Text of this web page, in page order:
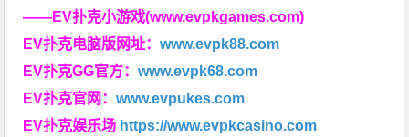
——EV扑克小游戏(www.evpkgames.com)
EV扑克电脑版网址：www.evpk88.com
EV扑克GG官方：www.evpk68.com
EV扑克官网：www.evpukes.com
EV扑克娱乐场 https://www.evpkcasino.com